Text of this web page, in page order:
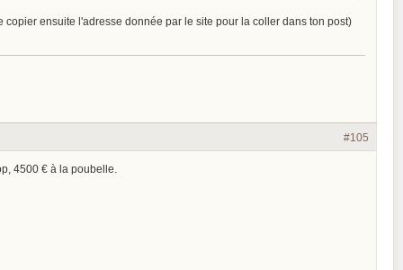
copier ensuite l'adresse donnée par le site pour la coller dans ton post)
#105
4500 € à la poubelle.